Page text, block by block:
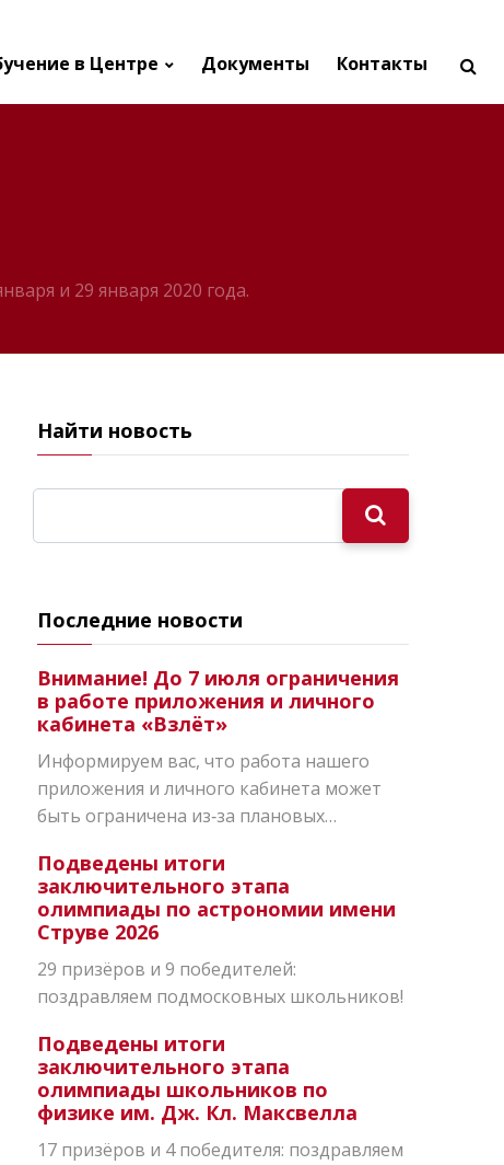
в Центре Документы Контакты
и 29 января 2020 года.
Найти новость
Последние новости
Внимание! До 7 июля ограничения
в работе приложения и личного
кабинета «Взлёт»
Информируем вас, что работа нашего
приложения и личного кабинета может
быть ограничена из‑за плановых…
Подведены итоги
заключительного этапа
олимпиады по астрономии имени
Струве 2026
29 призёров и 9 победителей:
поздравляем подмосковных школьников!
Подведены итоги
заключительного этапа
олимпиады школьников по
физике им. Дж. Кл. Максвелла
17 призёров и 4 победителя: поздравляем